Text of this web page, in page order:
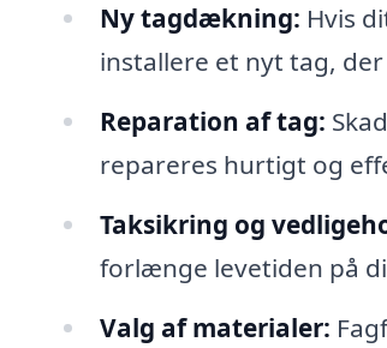
Ny tagdækning: Hvis
installere et nyt tag,
Reparation af tag:
repareres hurtigt og
Taksikring og
forlænge levetiden på
Valg af materialer: